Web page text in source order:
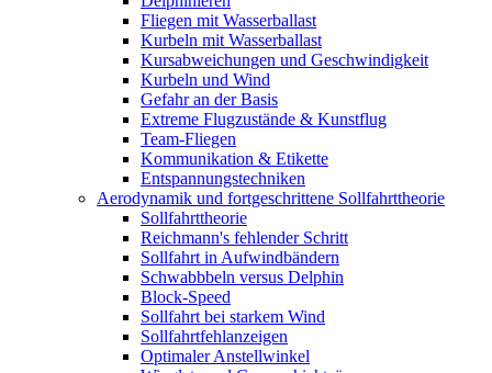
Fliegen mit Wasserballast
Kurbeln mit Wasserballast
Kursabweichungen und Geschwindigkeit
Kurbeln und Wind
Gefahr an der Basis
Extreme Flugzustände & Kunstflug
Team-Fliegen
Kommunikation & Etikette
Entspannungstechniken
Aerodynamik und fortgeschrittene Sollfahrttheorie
Sollfahrttheorie
Reichmann's fehlender Schritt
Sollfahrt in Aufwindbändern
Schwabbbeln versus Delphin
Block-Speed
Sollfahrt bei starkem Wind
Sollfahrtfehlanzeigen
Optimaler Anstellwinkel